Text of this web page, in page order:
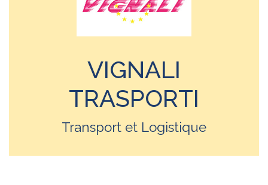
VIGNALI
TRASPORTI
Transport et Logistique